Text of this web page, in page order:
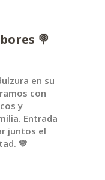
🍭
en su
con
y
Entrada
juntos el
💛